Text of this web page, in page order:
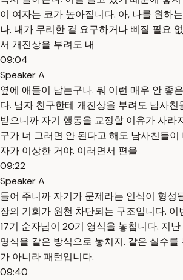
이 여자는 코가 높아집니다. 아, 나를 원하
나. 내가 무리한 걸 요구하거나 삐질 필요
서 개진상을 부려도 내
09:04
Speaker A
옆에 애들이 남는구나. 뭐 이런 매우 안 좋
다. 남자 친구한테 개진상을 부려도 남사친
받으니까 자기 행동을 교정할 이유가 사라
구가 너 그러면 안 된다고 해도 남사친들이
자가 이상한 거야. 이러면서 편을
09:22
Speaker A
들어 주니까 자기가 문제라는 인식이 형성
장의 기회가 원천 차단되는 구조입니다. 이
17기 순자님이 20기 영식을 놓칩니다. 지난
영식을 같은 방식으로 놓치지. 같은 실수를
가 아니라 패턴입니다.
09:40